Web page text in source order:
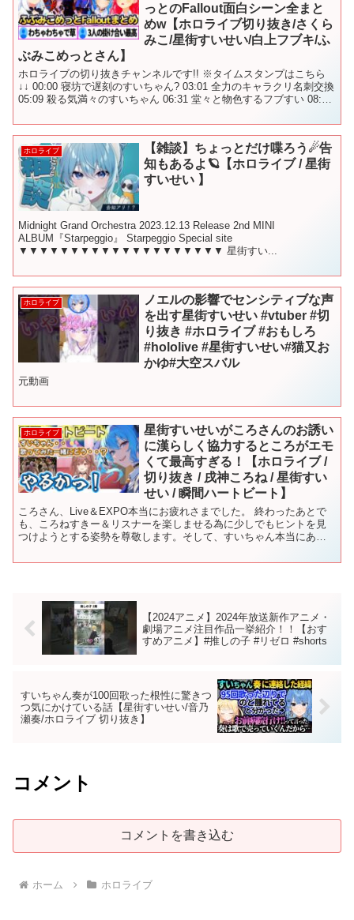
っとのFallout面白シーン全まと
めw【ホロライブ切り抜き/さくら
みこ/星街すいせい/白上フブキ/ふ
ぶみこめっとさん】
ホロライブの切り抜きチャンネルです!! ※タイムスタンプはこちら
↓↓ 00:00 寝坊で遅刻のすいちゃん? 03:01 全力のキャラクリ名刺交換
05:09 殺る気満々のすいちゃん 06:31 堂々と物色するフブすい 08:10
ホロライブ
【雑談】ちょっとだけ喋ろう☄告
知もあるよ🪐【ホロライブ / 星街
すいせい 】
Midnight Grand Orchestra 2023.12.13 Release 2nd MINI
ALBUM『Starpeggio』 Starpeggio Special site
▼▼▼▼▼▼▼▼▼▼▼▼▼▼▼▼▼▼▼▼ 星街すい...
ホロライブ
ノエルの影響でセンシティブな声
を出す星街すいせい #vtuber #切
り抜き #ホロライブ #おもしろ
#hololive #星街すいせい#猫又お
かゆ#大空スバル
元動画
ホロライブ
星街すいせいがころさんのお誘い
に漢らしく協力するところがエモ
くて最高すぎる！【ホロライブ /
切り抜き / 戌神ころね / 星街すい
せい / 瞬間ハートビート】
ころさん、Live＆EXPO本当にお疲れさまでした。 終わったあとで
も、ころねすきー＆リスナーを楽しませる為に少しでもヒントを見
つけようとする姿勢を尊敬します。そして、すいちゃん本当にあり
【2024アニメ】2024年放送新作アニメ・
劇場アニメ注目作品一挙紹介！！【おす
すめアニメ】#推しの子 #リゼロ #shorts
すいちゃん奏が100回歌った根性に驚きつ
つ気にかけている話【星街すいせい/音乃
瀬奏/ホロライブ 切り抜き】
コメント
コメントを書き込む
ホーム ホロライブ